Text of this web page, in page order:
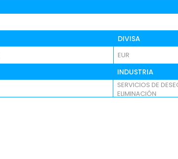
DIVISA
EUR
INDUSTRIA
SERVICIOS DE
ELIMINACIÓN